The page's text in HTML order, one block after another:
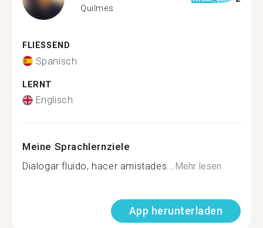
Quilmes
FLIESSEND
Spanisch
LERNT
Englisch
Meine Sprachlernziele
Dialogar fluido, hacer amistades...Mehr lesen
App herunterladen